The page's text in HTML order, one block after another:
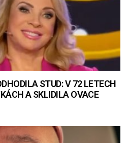
STUD: V 72 LETECH
A SKLIDILA OVACE